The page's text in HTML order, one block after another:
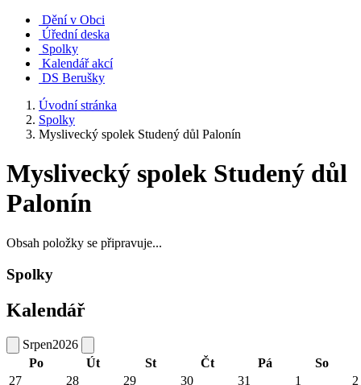
Dění v Obci
Úřední deska
Spolky
Kalendář akcí
DS Berušky
Úvodní stránka
Spolky
Myslivecký spolek Studený důl Palonín
Myslivecký spolek Studený důl
Palonín
Obsah položky se připravuje...
Spolky
Kalendář
Srpen2026
Po
Út St Čt Pá
So
27
28 29 30 31 1 2